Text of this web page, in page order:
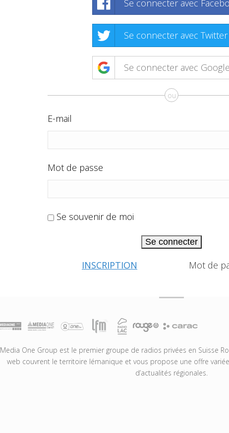
Se connecter avec
Se connecter avec Twitter
Se connecter avec Google
ou
E-mail
Mot de passe
Se souvenir de moi
Se connecter
INSCRIPTION Mot de
Media One Group est le premier groupe de radios privées en Suisse
web couvrent le territoire lémanique et vous propose une offre
d’actualités régionales.